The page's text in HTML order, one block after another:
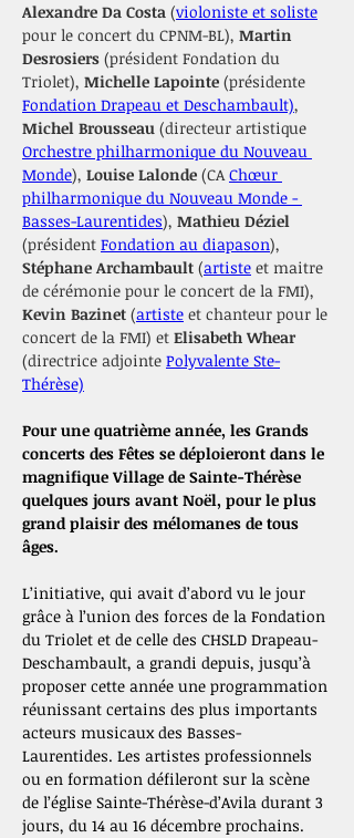
Alexandre Da Costa (violoniste et soliste
pour le concert du CPNM-BL), Martin
Desrosiers (président Fondation du
Triolet), Michelle Lapointe (présidente
Fondation Drapeau et Deschambault),
Michel Brousseau (directeur artistique
Orchestre philharmonique du Nouveau
Monde), Louise Lalonde (CA Chœur
philharmonique du Nouveau Monde -
Basses-Laurentides), Mathieu Déziel
(président Fondation au diapason),
Stéphane Archambault (artiste et maitre
de cérémonie pour le concert de la FMI),
Kevin Bazinet (artiste et chanteur pour le
concert de la FMI) et Elisabeth Whear
(directrice adjointe Polyvalente Ste-
Thérèse)
Pour une quatrième année, les Grands
concerts des Fêtes se déploieront dans le
magnifique Village de Sainte-Thérèse
quelques jours avant Noël, pour le plus
grand plaisir des mélomanes de tous
âges.
L’initiative, qui avait d’abord vu le jour
grâce à l’union des forces de la Fondation
du Triolet et de celle des CHSLD Drapeau-
Deschambault, a grandi depuis, jusqu’à
proposer cette année une programmation
réunissant certains des plus importants
acteurs musicaux des Basses-
Laurentides. Les artistes professionnels
ou en formation défileront sur la scène
de l’église Sainte-Thérèse-d’Avila durant 3
jours, du 14 au 16 décembre prochains.